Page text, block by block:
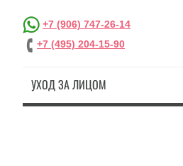
+7 (906) 747-26-14
+7 (495) 204-15-90
УХОД ЗА ЛИЦОМ